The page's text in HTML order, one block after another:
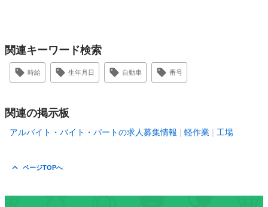
関連キーワード検索
時給 生年月日 自動車 番号
関連の掲示板
アルバイト・バイト・パートの求人募集情報 軽作業 工場
ページTOPへ